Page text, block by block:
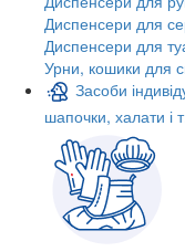
Диспенсери для
Диспенсери для
Урни, кошики для
Засоби
шапочки, халати і